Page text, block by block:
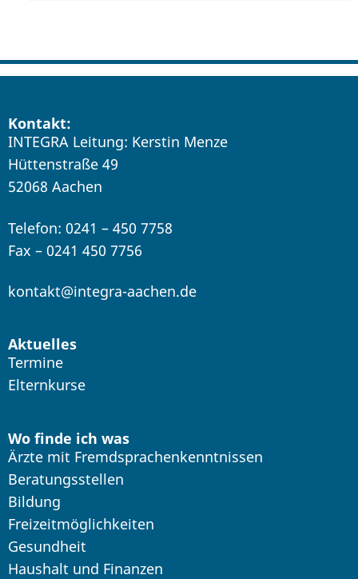
Kontakt:
INTEGRA Leitung: Kerstin Menze
Hüttenstraße 49
52068 Aachen
Telefon: 0241 – 450 7758
Fax – 0241 450 7756
kontakt@integra-aachen.de
Aktuelles
Termine
Elternkurse
Wo finde ich was
Ärzte mit Fremdsprachenkenntnissen
Beratungsstellen
Bildung
Freizeitmöglichkeiten
Gesundheit
Haushalt und Finanzen